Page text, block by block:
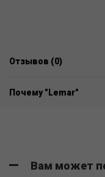
Отзывов (0)
Почему "Lemar"
Вам может